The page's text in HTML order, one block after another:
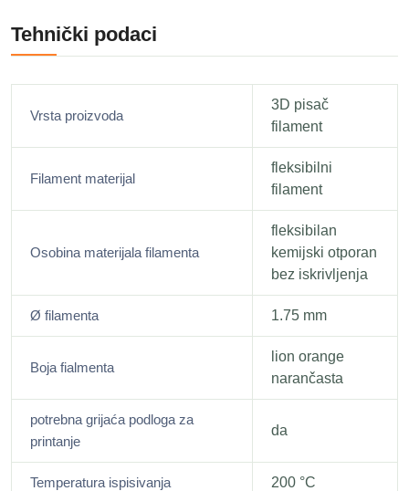
Tehnički podaci
Vrsta proizvoda
3D pisač
filament
Filament materijal
fleksibilni
filament
Osobina materijala filamenta
fleksibilan
kemijski otporan
bez iskrivljenja
Ø filamenta 1.75 mm
Boja fialmenta
lion orange
narančasta
potrebna grijaća podloga za
printanje
da
Temperatura ispisivanja 200 °C